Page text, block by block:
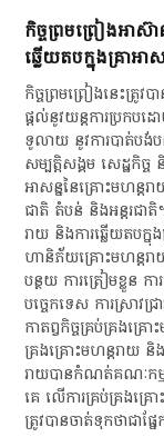
កិច្ចព្រមព្រៀង​អាស៊
ឆ្លើយ​តប​ក្នុង​គ្រាអា
កិច្ចព្រមព្រៀង​នេះ​ត្រូ
ផ្តល់​នូវ​យន្តការ​ប្រកបដ
ទូលាយ​ នូវ​ការ​បាត់បង់​
សម្បត្តិ​សង្គម​ សេដ្ឋកិច្
អាសន្ន​នៃ​គ្រោះ​មហន្តរ
ជាតិ​ តំបន់​ និង​អន្តរជាតិ​
រាយ​ និង​ការ​ឆ្លើយ​តប​ក្
ហានិភ័យ​គ្រោះ​មហន្តរាយ​
បន្ថយ​ ការ​ត្រៀមខ្លួន​ ក
បច្ចេកទេស​ ការ​ស្រាវ
កាតព្វកិច្ច​គ្រប់គ្រង​គ្រ
គ្រង​គ្រោះ​មហន្តរាយ​ និ
រាយ​បាន​កំណត់​គណៈកម្មា
គេ​ លើ​ការ​គ្រប់គ្រង​គ្រោ
ត្រូវ​បាន​ចាត់​ទុក​ថា​ជា​